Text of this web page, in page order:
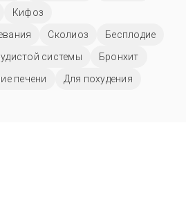
Кифоз
Сколиоз
Бесплодие
системы
Бронхит
печени
Для похудения